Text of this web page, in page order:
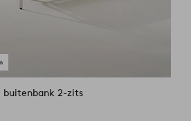
buitenbank 2-zits